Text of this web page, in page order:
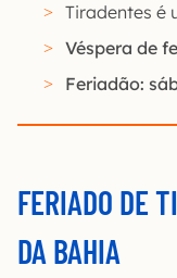
Tiradentes é
Véspera de
Feriadão:
FERIADO DE
DA BAHIA